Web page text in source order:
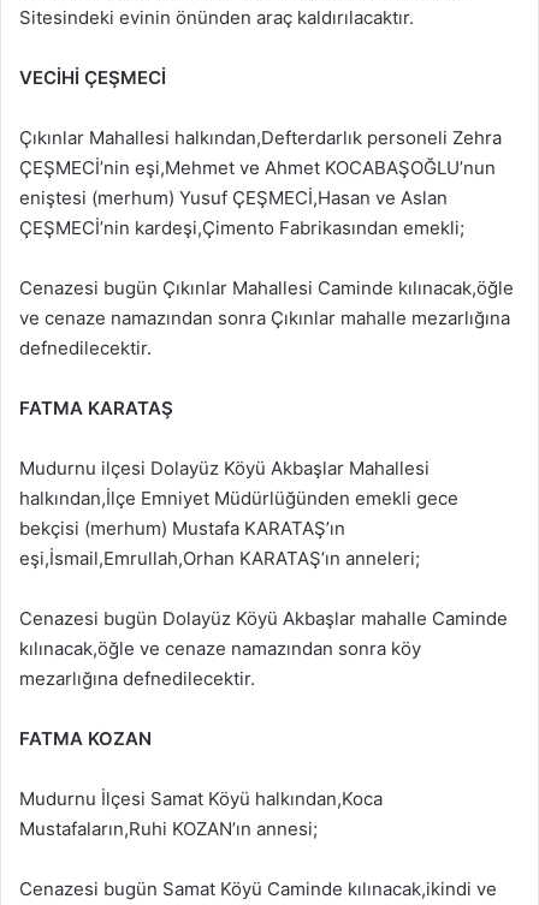
Sitesindeki evinin önünden araç kaldırılacaktır.
VECİHİ ÇEŞMECİ
Çıkınlar Mahallesi halkından,Defterdarlık personeli Zehra
ÇEŞMECİ’nin eşi,Mehmet ve Ahmet KOCABAŞOĞLU’nun
eniştesi (merhum) Yusuf ÇEŞMECİ,Hasan ve Aslan
ÇEŞMECİ’nin kardeşi,Çimento Fabrikasından emekli;
Cenazesi bugün Çıkınlar Mahallesi Caminde kılınacak,öğle
ve cenaze namazından sonra Çıkınlar mahalle mezarlığına
defnedilecektir.
FATMA KARATAŞ
Mudurnu ilçesi Dolayüz Köyü Akbaşlar Mahallesi
halkından,İlçe Emniyet Müdürlüğünden emekli gece
bekçisi (merhum) Mustafa KARATAŞ’ın
eşi,İsmail,Emrullah,Orhan KARATAŞ’ın anneleri;
Cenazesi bugün Dolayüz Köyü Akbaşlar mahalle Caminde
kılınacak,öğle ve cenaze namazından sonra köy
mezarlığına defnedilecektir.
FATMA KOZAN
Mudurnu İlçesi Samat Köyü halkından,Koca
Mustafaların,Ruhi KOZAN’ın annesi;
Cenazesi bugün Samat Köyü Caminde kılınacak,ikindi ve